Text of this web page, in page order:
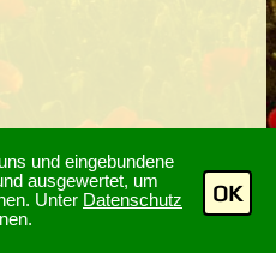
und eingebundene
ausgewertet, um
Unter Datenschutz
OK